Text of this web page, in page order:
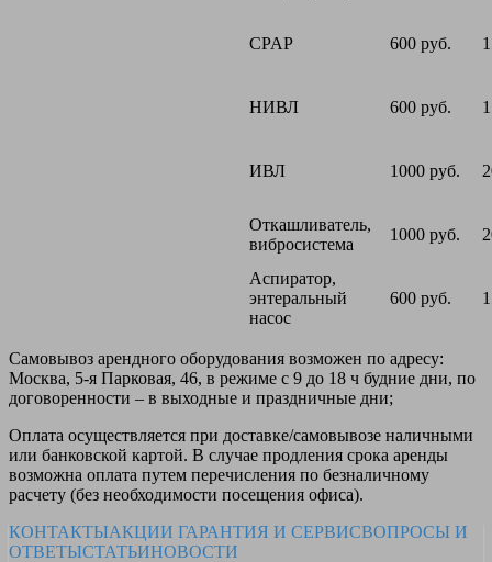
CPAP 600 руб.
НИВЛ 600 руб.
ИВЛ 1000 руб.
Откашливатель,
вибросистема
1000 руб.
Аспиратор,
энтеральный
насос
600 руб.
Самовывоз арендного оборудования возможен по адресу:
Москва, 5-я Парковая, 46, в режиме с 9 до 18 ч будние дни, по
договоренности – в выходные и праздничные дни;
Оплата осуществляется при доставке/самовывозе наличными
или банковской картой. В случае продления срока аренды
возможна оплата путем перечисления по безналичному
расчету (без необходимости посещения офиса).
КОНТАКТЫАКЦИИ ГАРАНТИЯ И СЕРВИСВОПРОСЫ И
ОТВЕТЫСТАТЬИНОВОСТИ